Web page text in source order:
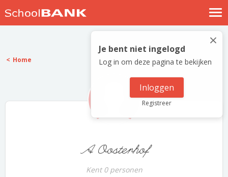
Nostalgische verhalen
Log in
Meld je gratis aan
×
Je bent niet ingelogd
Log in om deze pagina te bekijken
Inloggen
Registreer
Home
A Oosterhof
Kent 0 personen